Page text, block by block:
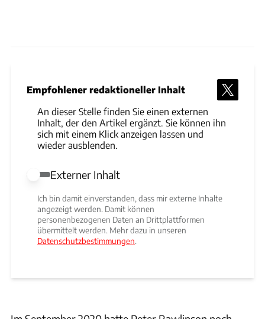
Empfohlener redaktioneller Inhalt
An dieser Stelle finden Sie einen externen
Inhalt, der den Artikel ergänzt. Sie können ihn
sich mit einem Klick anzeigen lassen und
wieder ausblenden.
Externer Inhalt erlauben
Externer Inhalt
Ich bin damit einverstanden, dass mir externe Inhalte
angezeigt werden. Damit können
personenbezogenen Daten an Drittplattformen
übermittelt werden. Mehr dazu in unseren
Datenschutzbestimmungen.